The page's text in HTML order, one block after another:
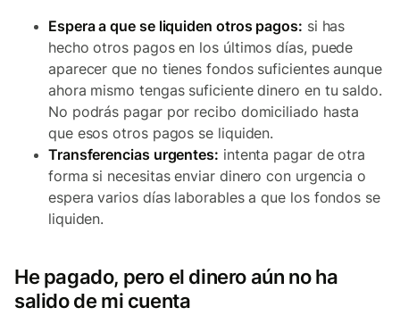
Espera a que se liquiden otros pagos: si has
hecho otros pagos en los últimos días, puede
aparecer que no tienes fondos suficientes aunque
ahora mismo tengas suficiente dinero en tu saldo.
No podrás pagar por recibo domiciliado hasta
que esos otros pagos se liquiden.
Transferencias urgentes: intenta pagar de otra
forma si necesitas enviar dinero con urgencia o
espera varios días laborables a que los fondos se
liquiden.
He pagado, pero el dinero aún no ha
salido de mi cuenta